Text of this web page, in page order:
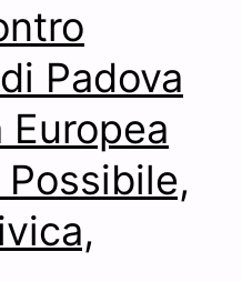
Padova
Europea